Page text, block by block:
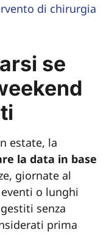
di chirurgia
se
estate, la
la data in base
giornate al
o lunghi
senza
prima